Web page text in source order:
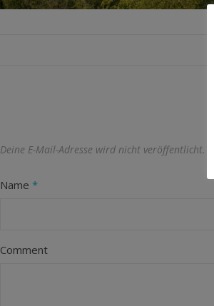
Deine E-Mail-Adresse wird nicht veröffentlicht.
Name *
Comment